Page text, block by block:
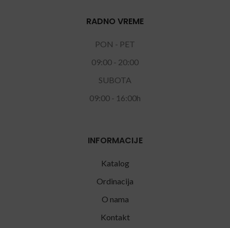
RADNO VREME
PON - PET
09:00 - 20:00
SUBOTA
09:00 - 16:00h
INFORMACIJE
Katalog
Ordinacija
O nama
Kontakt